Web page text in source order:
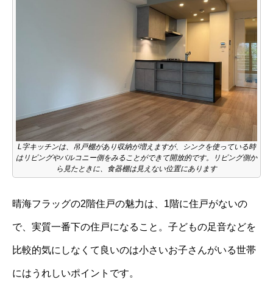
L字キッチンは、吊戸棚があり収納が増えますが、シンクを使っている時
はリビングやバルコニー側をみることができて開放的です。リビング側か
ら見たときに、食器棚は見えない位置にあります
晴海フラッグの2階住戸の魅力は、1階に住戸がないの
で、実質一番下の住戸になること。子どもの足音などを
比較的気にしなくて良いのは小さいお子さんがいる世帯
にはうれしいポイントです。